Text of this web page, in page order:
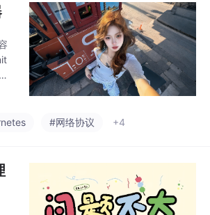
#网络协议 +4